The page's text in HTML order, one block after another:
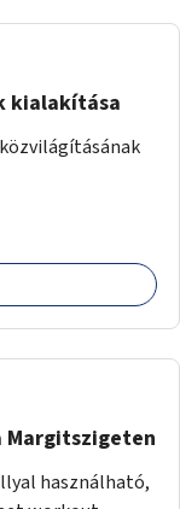
kialakítása
Margitszigeten
használható,